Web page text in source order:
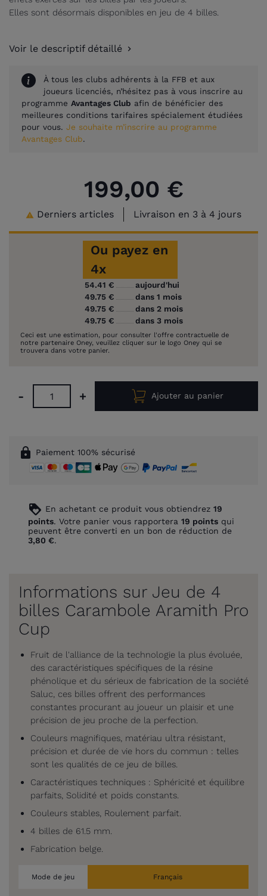
Elles sont désormais disponibles en jeu de 4 billes.
Voir le descriptif détaillé
À tous les clubs adhérents à la FFB et aux
joueurs licenciés, n’hésitez pas à vous inscrire au
programme Avantages Club afin de bénéficier des
meilleures conditions tarifaires spécialement étudiées
pour vous. Je souhaite m’inscrire au programme
Avantages Club.
199,00 €
 Derniers articles Livraison en 3 à 4 jours
Ou payez en
4x
54.41 €
aujourd'hui
49.75 €
dans 1 mois
49.75 €
dans 2 mois
49.75 €
dans 3 mois
Ceci est une estimation, pour consulter l'offre contractuelle de
notre partenaire Oney, veuillez cliquer sur le logo Oney qui se
trouvera dans votre panier.
- + Ajouter au panier
lock Paiement 100% sécurisé
loyalty En achetant ce produit vous obtiendrez 19
points. Votre panier vous rapportera 19 points qui
peuvent être converti en un bon de réduction de
3,80 €.
Informations sur Jeu de 4
billes Carambole Aramith Pro
Cup
Fruit de l'alliance de la technologie la plus évoluée,
des caractéristiques spécifiques de la résine
phénolique et du sérieux de fabrication de la société
Saluc, ces billes offrent des performances
constantes procurant au joueur un plaisir et une
précision de jeu proche de la perfection.
Couleurs magnifiques, matériau ultra résistant,
précision et durée de vie hors du commun : telles
sont les qualités de ce jeu de billes.
Caractéristiques techniques : Sphéricité et équilibre
parfaits, Solidité et poids constants.
Couleurs stables, Roulement parfait.
4 billes de 61.5 mm.
Fabrication belge.
Mode de jeu Français